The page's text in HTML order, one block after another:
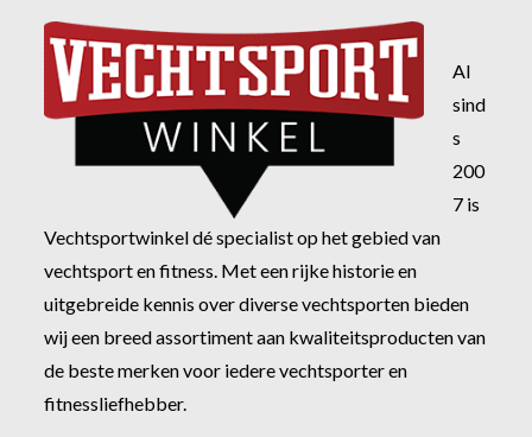
Al
sind
s
200
7 is
Vechtsportwinkel dé specialist op het gebied van
vechtsport en fitness. Met een rijke historie en
uitgebreide kennis over diverse vechtsporten bieden
wij een breed assortiment aan kwaliteitsproducten van
de beste merken voor iedere vechtsporter en
fitnessliefhebber.